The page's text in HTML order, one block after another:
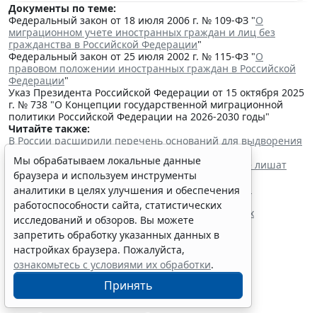
Документы по теме:
Федеральный закон от 18 июля 2006 г. № 109-ФЗ "О
миграционном учете иностранных граждан и лиц без
гражданства в Российской Федерации"
Федеральный закон от 25 июля 2002 г. № 115-ФЗ "О
правовом положении иностранных граждан в Российской
Федерации"
Указ Президента Российской Федерации от 15 октября 2025
г. № 738 "О Концепции государственной миграционной
политики Российской Федерации на 2026-2030 годы"
Читайте также:
В России расширили перечень оснований для выдворения
Мигрантов с судимостью за любое преступление лишат
права на прием в гражданство
Данные об иностранных гражданах без права на
нахождение в РФ попадают в реестр
Президент утвердил поправки о дополнительных
требованиях к трудовым мигрантам
Мы обрабатываем локальные данные
браузера и используем инструменты
аналитики в целях улучшения и обеспечения
работоспособности сайта, статистических
исследований и обзоров. Вы можете
запретить обработку указанных данных в
настройках браузера. Пожалуйста,
ознакомьтесь с условиями их обработки.
Принять